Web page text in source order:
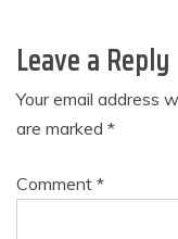
Leave a Reply
Your email address
are marked *
Comment *